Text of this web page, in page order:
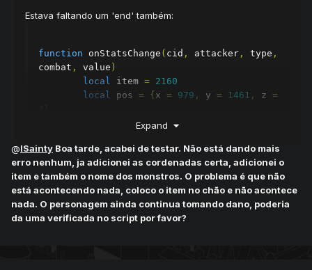
Estava faltando um 'end' também:
function onStatsChange ( cid , attacker , type ,
combat , value )
local item = 2160
local pos = { x = 979 , y = 1461 , z =
monsters = {
if not isMonster(attacker) then
return true
end
if isInArray(monsters
Expand
@lSainty Boa tarde, acabei de testar. Não está dando mais
erro nenhum, ja adicionei as cordenadas certa, adicionei o
item e também o nome dos monstros. O problema é que não
está acontecendo nada, coloco o item no chão e não acontece
nada. O personagem ainda continua tomando dano, poderia
da uma verificada no script por favor?